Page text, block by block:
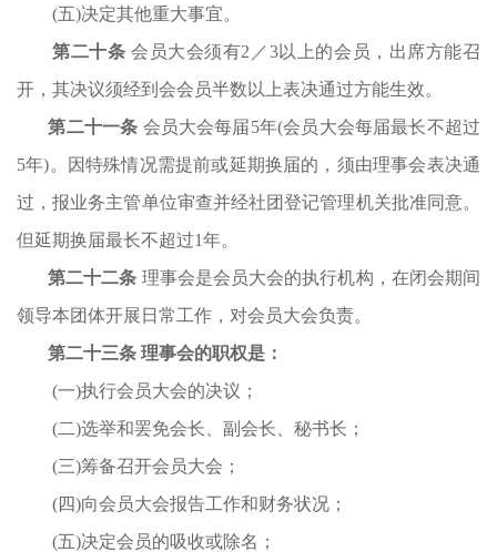
(五)决定其他重大事宜。
第二十条 会员大会须有2／3以上的会员 ， 出席方能召
开，其决议须经到会会员半数以上表决通过方能生效。
第二十一条 会员大会每届5年(会员大会每届最长不超过
5年)。因特殊情况需提前或延期换届的，须由理事会表决通
过，报业务主管单位审查并经社团登记管理机关批准同意。
但延期换届最长不超过1年。
第二十二条 理事会是会员大会的执行机构，在闭会期间
领导本团体开展日常工作，对会员大会负责。
第二十三条 理事会的职权是：
(一)执行会员大会的决议；
(二)选举和罢免会长 副会长 、秘书长；
(三)筹备召开会员大会；
(四)向会员大会报告工作和财务状况；
(五)决定会员的吸收或除名；